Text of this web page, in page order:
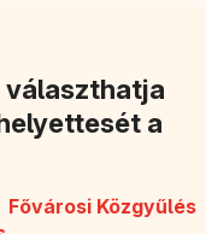
választhatja
a
Fővárosi Közgyűlés